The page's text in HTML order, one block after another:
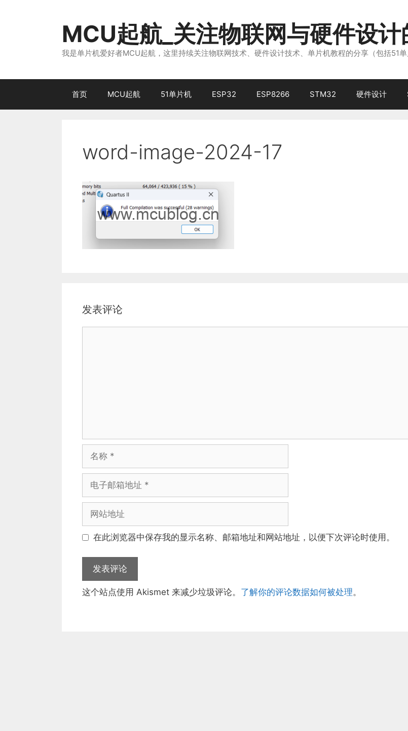
MCU起航_关注物联网与硬件设
我是单片机爱好者MCU起航，这里持续关注物联网技术、硬件设计技术、单片机教程的分享（包括51
首页 MCU起航 51单片机 ESP32 ESP8266 STM32 硬件设计
word-image-2024-17
发表评论
邮
址
地 在此浏览器中保存我的显示名称、邮箱地址和网站地址，以便下次评论时使用。
这个站点使用 Akismet 来减少垃圾评论。 了解你的评论数据如何被处理。